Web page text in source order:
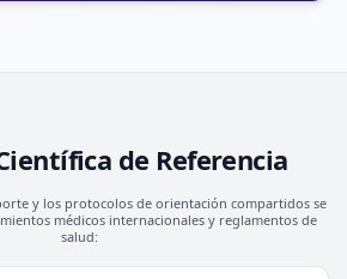
de Referencia
y los protocolos de orientación compartidos se
médicos internacionales y reglamentos de
salud: